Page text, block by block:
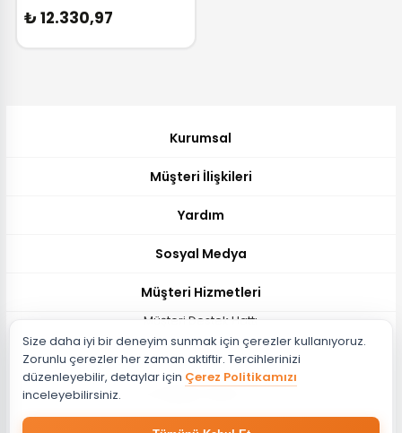
₺ 12.330,97
Kurumsal
Müşteri İlişkileri
Yardım
Sosyal Medya
Müşteri Hizmetleri
Müşteri Destek Hattı
444 51 26
Müşteri Destek Maili
musteri@evdema.com
Whatsapp Destek Hattı
Size daha iyi bir deneyim sunmak için çerezler kullanıyoruz.
Zorunlu çerezler her zaman aktiftir. Tercihlerinizi
düzenleyebilir, detaylar için Çerez Politikamızı
inceleyebilirsiniz.